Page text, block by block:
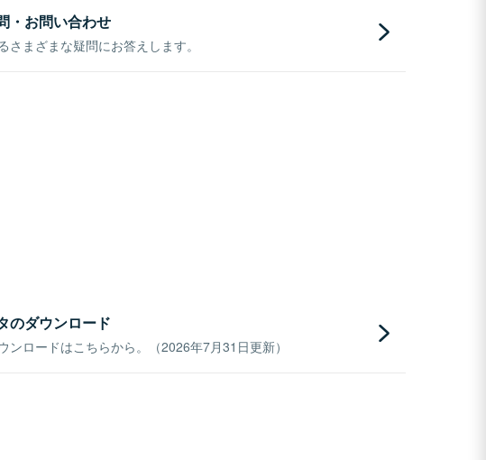
・お問い合わせ
さまざまな疑問にお答えします。
のダウンロード
ンロードはこちらから。（2026年7月31日更新）